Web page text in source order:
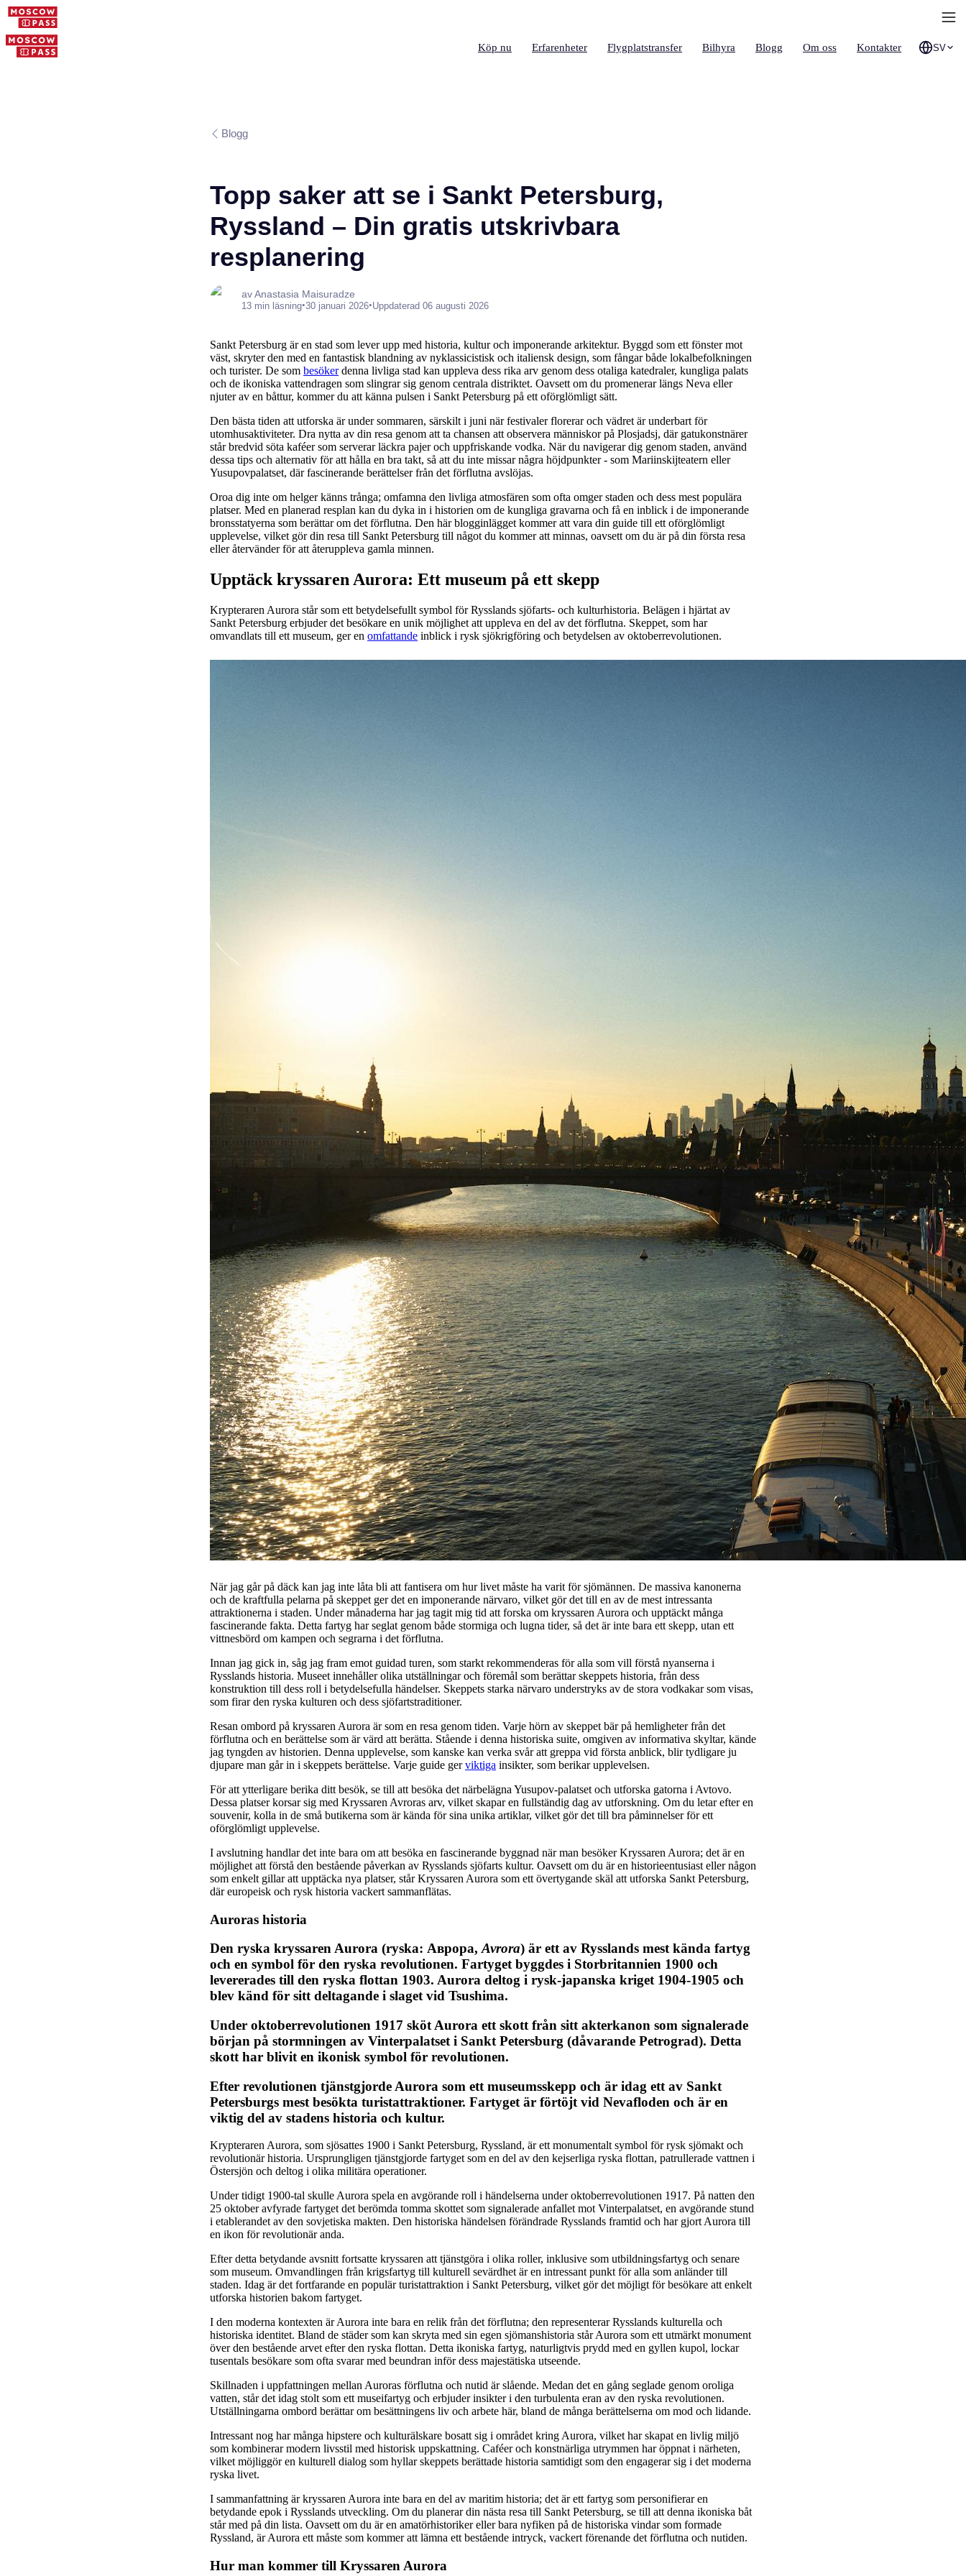
Köp nu Erfarenheter Flygplatstransfer Bilhyra Blogg Om oss Kontakter SV
Blogg
Topp saker att se i Sankt Petersburg,
Ryssland – Din gratis utskrivbara
resplanering
av Anastasia Maisuradze
13 min läsning•30 januari 2026•Uppdaterad 06 augusti 2026
Sankt Petersburg är en stad som lever upp med historia, kultur och imponerande arkitektur. Byggd som ett fönster mot
väst, skryter den med en fantastisk blandning av nyklassicistisk och italiensk design, som fångar både lokalbefolkningen
och turister. De som besökerdenna livliga stad kan uppleva dess rika arv genom dess otaliga katedraler, kungliga palats
och de ikoniska vattendragen som slingrar sig genom centrala distriktet. Oavsett om du promenerar längs Neva eller
njuter av en båttur, kommer du att känna pulsen i Sankt Petersburg på ett oförglömligt sätt.
Den bästa tiden att utforska är under sommaren, särskilt i juni när festivaler florerar och vädret är underbart för
utomhusaktiviteter. Dra nytta av din resa genom att ta chansen att observera människor på Plosjadsj, där gatukonstnärer
står bredvid söta kaféer som serverar läckra pajer och uppfriskande vodka. När du navigerar dig genom staden, använd
dessa tips och alternativ för att hålla en bra takt, så att du inte missar några höjdpunkter - som Mariinskijteatern eller
Yusupovpalatset, där fascinerande berättelser från det förflutna avslöjas.
Oroa dig inte om helger känns trånga; omfamna den livliga atmosfären som ofta omger staden och dess mest populära
platser. Med en planerad resplan kan du dyka in i historien om de kungliga gravarna och få en inblick i de imponerande
bronsstatyerna som berättar om det förflutna. Den här blogginlägget kommer att vara din guide till ett oförglömligt
upplevelse, vilket gör din resa till Sankt Petersburg till något du kommer att minnas, oavsett om du är på din första resa
eller återvänder för att återuppleva gamla minnen.
Upptäck kryssaren Aurora: Ett museum på ett skepp
Krypteraren Aurora står som ett betydelsefullt symbol för Rysslands sjöfarts- och kulturhistoria. Belägen i hjärtat av
Sankt Petersburg erbjuder det besökare en unik möjlighet att uppleva en del av det förflutna. Skeppet, som har
omvandlats till ett museum, ger en omfattande inblick i rysk sjökrigföring och betydelsen av oktoberrevolutionen.
När jag går på däck kan jag inte låta bli att fantisera om hur livet måste ha varit för sjömännen. De massiva kanonerna
och de kraftfulla pelarna på skeppet ger det en imponerande närvaro, vilket gör det till en av de mest intressanta
attraktionerna i staden. Under månaderna har jag tagit mig tid att forska om kryssaren Aurora och upptäckt många
fascinerande fakta. Detta fartyg har seglat genom både stormiga och lugna tider, så det är inte bara ett skepp, utan ett
vittnesbörd om kampen och segrarna i det förflutna.
Innan jag gick in, såg jag fram emot guidad turen, som starkt rekommenderas för alla som vill förstå nyanserna i
Rysslands historia. Museet innehåller olika utställningar och föremål som berättar skeppets historia, från dess
konstruktion till dess roll i betydelsefulla händelser. Skeppets starka närvaro understryks av de stora vodkakar som visas,
som firar den ryska kulturen och dess sjöfartstraditioner.
Resan ombord på kryssaren Aurora är som en resa genom tiden. Varje hörn av skeppet bär på hemligheter från det
förflutna och en berättelse som är värd att berätta. Stående i denna historiska suite, omgiven av informativa skyltar, kände
jag tyngden av historien. Denna upplevelse, som kanske kan verka svår att greppa vid första anblick, blir tydligare ju
djupare man går in i skeppets berättelse. Varje guide gerviktiga insikter, som berikar upplevelsen.
För att ytterligare berika ditt besök, se till att besöka det närbelägna Yusupov-palatset och utforska gatorna i Avtovo.
Dessa platser korsar sig med Kryssaren Avroras arv, vilket skapar en fullständig dag av utforskning. Om du letar efter en
souvenir, kolla in de små butikerna som är kända för sina unika artiklar, vilket gör det till bra påminnelser för ett
oförglömligt upplevelse.
I avslutning handlar det inte bara om att besöka en fascinerande byggnad när man besöker Kryssaren Aurora; det är en
möjlighet att förstå den bestående påverkan av Rysslands sjöfarts kultur. Oavsett om du är en historieentusiast eller någon
som enkelt gillar att upptäcka nya platser, står Kryssaren Aurora som ett övertygande skäl att utforska Sankt Petersburg,
där europeisk och rysk historia vackert sammanflätas.
Auroras historia
Den ryska kryssaren Aurora (ryska: Аврора,Avrora) är ett av Rysslands mest kända fartyg
och en symbol för den ryska revolutionen. Fartyget byggdes i Storbritannien 1900 och
levererades till den ryska flottan 1903. Aurora deltog i rysk-japanska kriget 1904-1905 och
blev känd för sitt deltagande i slaget vid Tsushima.
Under oktoberrevolutionen 1917 sköt Aurora ett skott från sitt akterkanon som signalerade
början på stormningen av Vinterpalatset i Sankt Petersburg (dåvarande Petrograd). Detta
skott har blivit en ikonisk symbol för revolutionen.
Efter revolutionen tjänstgjorde Aurora som ett museumsskepp och är idag ett av Sankt
Petersburgs mest besökta turistattraktioner. Fartyget är förtöjt vid Nevafloden och är en
viktig del av stadens historia och kultur.
Krypteraren Aurora, som sjösattes 1900 i Sankt Petersburg, Ryssland, är ett monumentalt symbol för rysk sjömakt och
revolutionär historia. Ursprungligen tjänstgjorde fartyget som en del av den kejserliga ryska flottan, patrullerade vattnen i
Östersjön och deltog i olika militära operationer.
Under tidigt 1900-tal skulle Aurora spela en avgörande roll i händelserna under oktoberrevolutionen 1917. På natten den
25 oktober avfyrade fartyget det berömda tomma skottet som signalerade anfallet mot Vinterpalatset, en avgörande stund
i etablerandet av den sovjetiska makten. Den historiska händelsen förändrade Rysslands framtid och har gjort Aurora till
en ikon för revolutionär anda.
Efter detta betydande avsnitt fortsatte kryssaren att tjänstgöra i olika roller, inklusive som utbildningsfartyg och senare
som museum. Omvandlingen från krigsfartyg till kulturell sevärdhet är en intressant punkt för alla som anländer till
staden. Idag är det fortfarande en populär turistattraktion i Sankt Petersburg, vilket gör det möjligt för besökare att enkelt
utforska historien bakom fartyget.
I den moderna kontexten är Aurora inte bara en relik från det förflutna; den representerar Rysslands kulturella och
historiska identitet. Bland de städer som kan skryta med sin egen sjömanshistoria står Aurora som ett utmärkt monument
över den bestående arvet efter den ryska flottan. Detta ikoniska fartyg, naturligtvis prydd med en gyllen kupol, lockar
tusentals besökare som ofta svarar med beundran inför dess majestätiska utseende.
Skillnaden i uppfattningen mellan Auroras förflutna och nutid är slående. Medan det en gång seglade genom oroliga
vatten, står det idag stolt som ett museifartyg och erbjuder insikter i den turbulenta eran av den ryska revolutionen.
Utställningarna ombord berättar om besättningens liv och arbete här, bland de många berättelserna om mod och lidande.
Intressant nog har många hipstere och kulturälskare bosatt sig i området kring Aurora, vilket har skapat en livlig miljö
som kombinerar modern livsstil med historisk uppskattning. Caféer och konstnärliga utrymmen har öppnat i närheten,
vilket möjliggör en kulturell dialog som hyllar skeppets berättade historia samtidigt som den engagerar sig i det moderna
ryska livet.
I sammanfattning är kryssaren Aurora inte bara en del av maritim historia; det är ett fartyg som personifierar en
betydande epok i Rysslands utveckling. Om du planerar din nästa resa till Sankt Petersburg, se till att denna ikoniska båt
står med på din lista. Oavsett om du är en amatörhistoriker eller bara nyfiken på de historiska vindar som formade
Ryssland, är Aurora ett måste som kommer att lämna ett bestående intryck, vackert förenande det förflutna och nutiden.
Hur man kommer till Kryssaren Aurora